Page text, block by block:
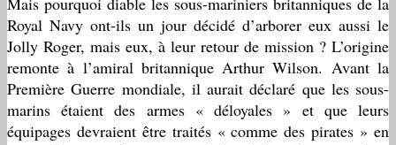
Royal Navy ont-ils un jour décidé d’arborer eux aussi le
Jolly Roger, mais eux, à leur retour de mission ? L’origine
remonte à l’amiral britannique Arthur Wilson. Avant la
Première Guerre mondiale, il aurait déclaré que les sous-
marins étaient des armes « déloyales » et que leurs
équipages devraient être traités « comme des pirates » en